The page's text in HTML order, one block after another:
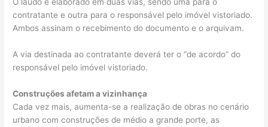
contratante e outra para o responsável pelo imóvel vistoriado.
Ambos assinam o recebimento do documento e o arquivam.
A via destinada ao contratante deverá ter o “de acordo” do
responsável pelo imóvel vistoriado.
Construções afetam a vizinhança
Cada vez mais, aumenta-se a realização de obras no cenário
urbano com construções de médio a grande porte, as